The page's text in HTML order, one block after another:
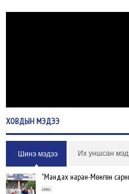
ХОВДЫНМЭДЭЭ
Шинэ мэдээ Их уншсан
"Мандах наран-Мөнгөн
өмнө